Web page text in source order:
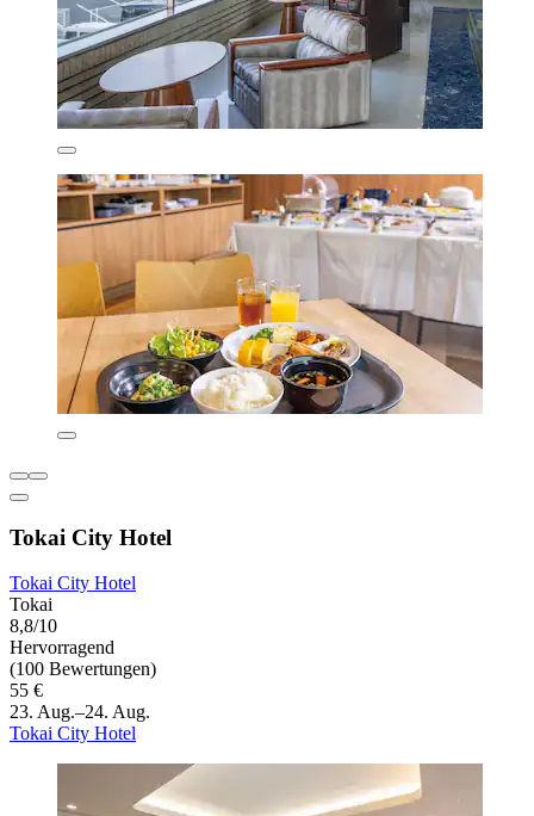
Tokai City Hotel
Tokai City Hotel
Tokai
8,8/10
Hervorragend
(100 Bewertungen)
55 €
23. Aug.–24. Aug.
Tokai City Hotel